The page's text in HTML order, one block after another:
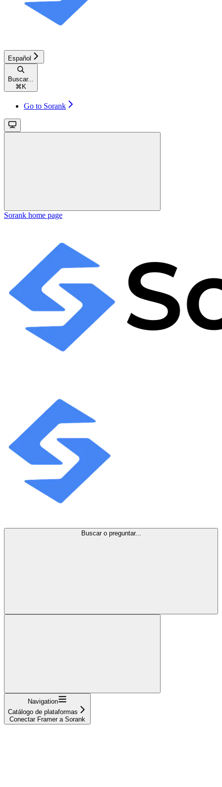
Español
Buscar...
⌘ K
Go to Sorank
Sorank home page
Buscar o preguntar...
Navigation
Catálogo de plataformas
Conectar Framer a Sorank